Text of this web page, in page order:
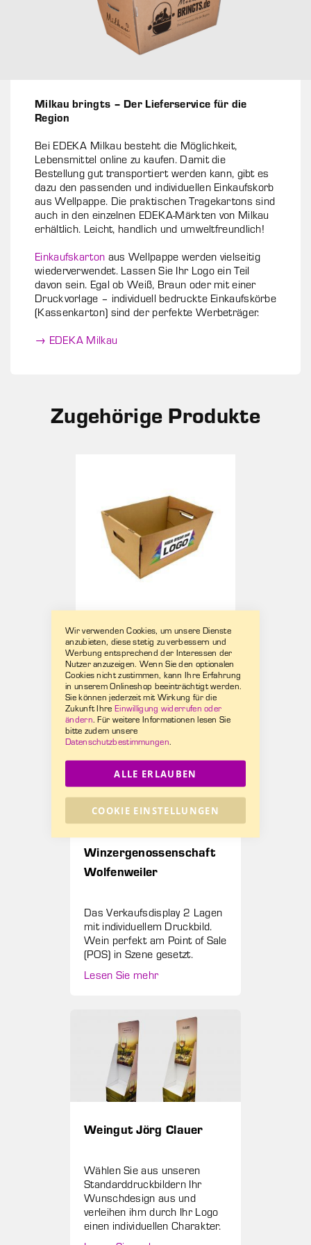
Milkau bringts – Der Lieferservice für die
Region
Bei EDEKA Milkau besteht die Möglichkeit,
Lebensmittel online zu kaufen. Damit die
Bestellung gut transportiert werden kann, gibt es
dazu den passenden und individuellen Einkaufskorb
aus Wellpappe. Die praktischen Tragekartons sind
auch in den einzelnen EDEKA-Märkten von Milkau
erhältlich. Leicht, handlich und umweltfreundlich!
Einkaufskarton aus Wellpappe werden vielseitig
wiederverwendet. Lassen Sie Ihr Logo ein Teil
davon sein. Egal ob Weiß, Braun oder mit einer
Druckvorlage – individuell bedruckte Einkaufskörbe
(Kassenkarton) sind der perfekte Werbeträger.
→ EDEKA Milkau
Zugehörige Produkte
Einkaufskarton / Kassenkarton
Winzergenossenschaft
Wolfenweiler
Das Verkaufsdisplay 2 Lagen
mit individuellem Druckbild.
Wein perfekt am Point of Sale
(POS) in Szene gesetzt.
Lesen Sie mehr
Weingut Jörg Clauer
Wählen Sie aus unseren
Standarddruckbildern Ihr
Wunschdesign aus und
verleihen ihm durch Ihr Logo
einen individuellen Charakter.
Wir verwenden Cookies, um unsere Dienste
anzubieten, diese stetig zu verbessern und
Werbung entsprechend der Interessen der
Nutzer anzuzeigen. Wenn Sie den optionalen
Cookies nicht zustimmen, kann Ihre Erfahrung
in unserem Onlineshop beeinträchtigt werden.
Sie können jederzeit mit Wirkung für die
Zukunft Ihre Einwilligung widerrufen oder
ändern. Für weitere Informationen lesen Sie
bitte zudem unsere
Datenschutzbestimmungen.
ALLE ERLAUBEN
COOKIE EINSTELLUNGEN